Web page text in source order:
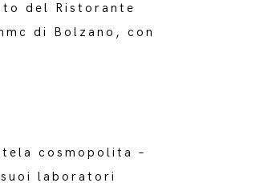
del Ristorante
di Bolzano, con
cosmopolita –
laboratori